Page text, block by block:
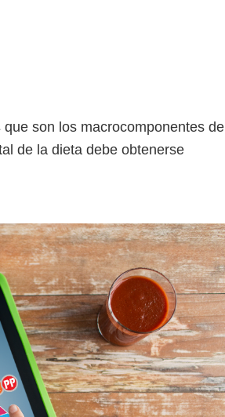
son los macrocomponentes de
de la dieta debe obtenerse